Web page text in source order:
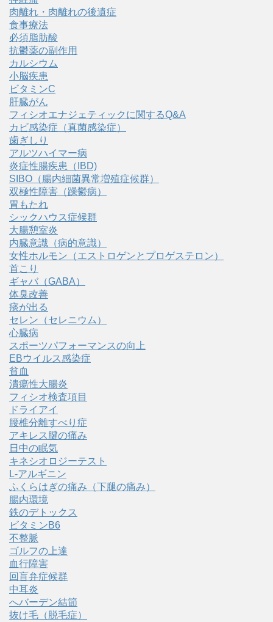
肉離れ・肉離れの後遺症
食事療法
必須脂肪酸
抗鬱薬の副作用
カルシウム
小脳疾患
ビタミンC
肝臓がん
フィシオエナジェティックに関するQ&A
カビ感染症（真菌感染症）
歯ぎしり
アルツハイマー病
炎症性腸疾患（IBD)
SIBO（腸内細菌異常増殖症候群）
双極性障害（躁鬱病）
胃もたれ
シックハウス症候群
大腸憩室炎
内臓意識（病的意識）
女性ホルモン（エストロゲンとプロゲステロン）
首こり
ギャバ（GABA）
体臭改善
痰が出る
セレン（セレニウム）
心臓病
スポーツパフォーマンスの向上
EBウイルス感染症
貧血
潰瘍性大腸炎
フィシオ検査項目
ドライアイ
腰椎分離すべり症
アキレス腱の痛み
日中の眠気
キネシオロジーテスト
L-アルギニン
ふくらはぎの痛み（下腿の痛み）
腸内環境
鉄のデトックス
ビタミンB6
不整脈
ゴルフの上達
血行障害
回盲弁症候群
中耳炎
へバーデン結節
抜け毛（脱毛症）